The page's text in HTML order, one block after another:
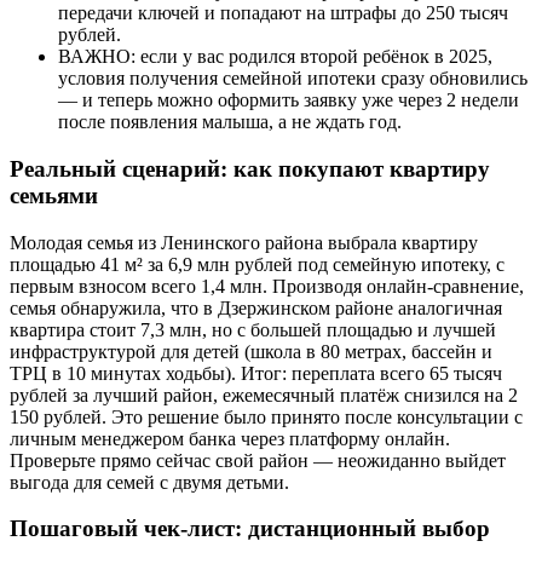
передачи ключей и попадают на штрафы до 250 тысяч
рублей.
ВАЖНО: если у вас родился второй ребёнок в 2025,
условия получения семейной ипотеки сразу обновились
— и теперь можно оформить заявку уже через 2 недели
после появления малыша, а не ждать год.
Реальный сценарий: как покупают квартиру
семьями
Молодая семья из Ленинского района выбрала квартиру
площадью 41 м² за 6,9 млн рублей под семейную ипотеку, с
первым взносом всего 1,4 млн. Производя онлайн-сравнение,
семья обнаружила, что в Дзержинском районе аналогичная
квартира стоит 7,3 млн, но с большей площадью и лучшей
инфраструктурой для детей (школа в 80 метрах, бассейн и
ТРЦ в 10 минутах ходьбы). Итог: переплата всего 65 тысяч
рублей за лучший район, ежемесячный платёж снизился на 2
150 рублей. Это решение было принято после консультации с
личным менеджером банка через платформу онлайн.
Проверьте прямо сейчас свой район — неожиданно выйдет
выгода для семей с двумя детьми.
Пошаговый чек-лист: дистанционный выбор